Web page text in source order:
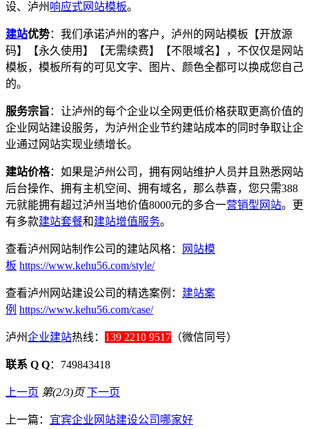
设、泸州 响应式网站模板。
建站优势：我们承诺泸州的客户，泸州的网站模板【开放源
码】【永久使用】【无需续费】【不限域名】，不仅仅是网站
模板，模板所有的可见文字、图片、颜色全都可以换成您自己
的。
服务宗旨 ：让泸州的每个企业以全网更低价格获取更高价值的
企业网站建设服务，为泸州企业节约建站成本的同时争取让企
业通过网站实现业绩增长。
建站价格：如果是泸州公司，拥有网站维护人员并且熟悉网站
后台操作、拥有主机空间、拥有域名，那么恭喜，您只需388
元就能拥有超过泸州当地价值8000元的多合一营销型网站。更
有多款建站套餐和建站增值服务。
查看泸州网站制作公司的建站风格：
网站模
板 https://www.kehu56.com/style/
查看泸州网站建设公司的精选案例： 建站案
例 https://www.kehu56.com/case/
泸州企业建站热线： 139 2210 9517 （微信同号）
联系 Q Q：749843418
上一页 第(2/3)页 下一页
上一篇： 宜宾企业网站建设公司哪家好